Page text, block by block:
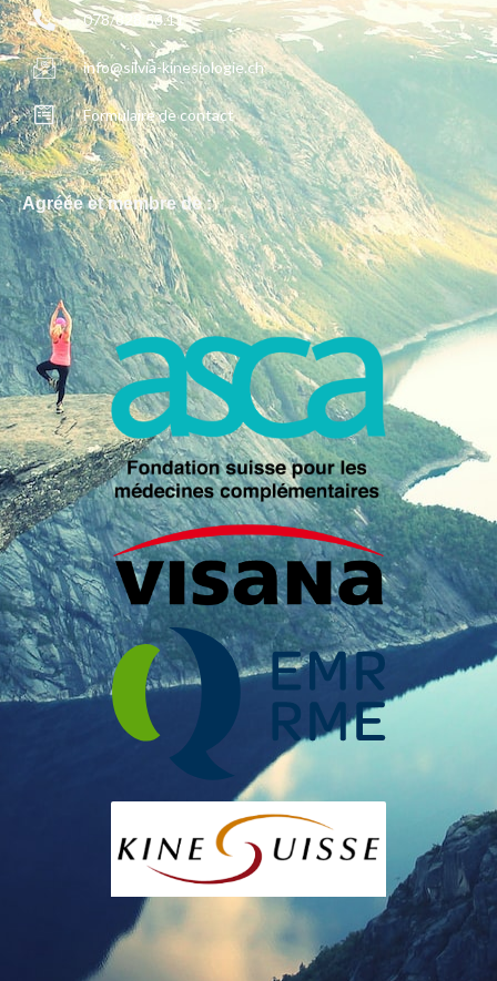
078/828.58.11
info@silvia-kinesiologie.ch
Formulaire de contact
Agréée et membre de :